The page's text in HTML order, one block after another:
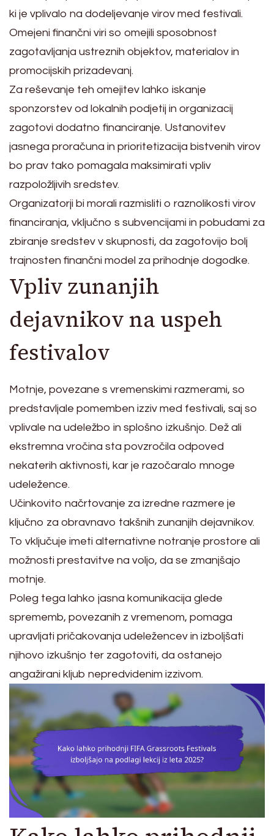
ki je vplivalo na dodeljevanje virov med festivali.
Omejeni finančni viri so omejili sposobnost
zagotavljanja ustreznih objektov, materialov in
promocijskih prizadevanj.
Za reševanje teh omejitev lahko iskanje
sponzorstev od lokalnih podjetij in organizacij
zagotovi dodatno financiranje. Ustanovitev
jasnega proračuna in prioritetizacija bistvenih virov
bo prav tako pomagala maksimirati vpliv
razpoložljivih sredstev.
Organizatorji bi morali razmisliti o raznolikosti virov
financiranja, vključno s subvencijami in pobudami za
zbiranje sredstev v skupnosti, da zagotovijo bolj
trajnosten finančni model za prihodnje dogodke.
Vpliv zunanjih
dejavnikov na uspeh
festivalov
Motnje, povezane s vremenskimi razmerami, so
predstavljale pomemben izziv med festivali, saj so
vplivale na udeležbo in splošno izkušnjo. Dež ali
ekstremna vročina sta povzročila odpoved
nekaterih aktivnosti, kar je razočaralo mnoge
udeležence.
Učinkovito načrtovanje za izredne razmere je
ključno za obravnavo takšnih zunanjih dejavnikov.
To vključuje imeti alternativne notranje prostore ali
možnosti prestavitve na voljo, da se zmanjšajo
motnje.
Poleg tega lahko jasna komunikacija glede
sprememb, povezanih z vremenom, pomaga
upravljati pričakovanja udeležencev in izboljšati
njihovo izkušnjo ter zagotoviti, da ostanejo
angažirani kljub nepredvidenim izzivom.